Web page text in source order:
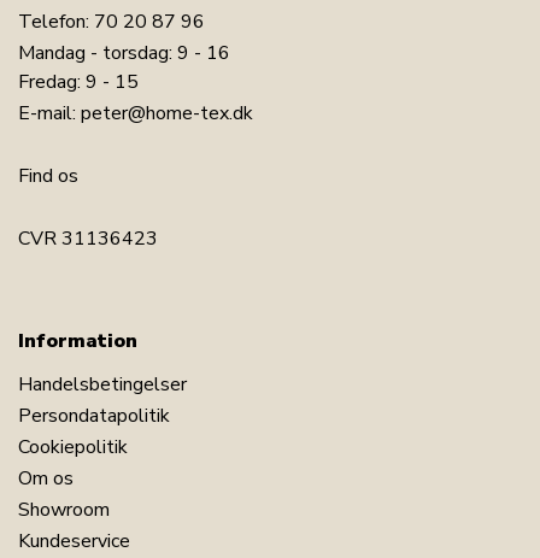
Telefon: 70 20 87 96
Mandag - torsdag: 9 - 16
Fredag: 9 - 15
E-mail: peter@home-tex.dk
Find os
CVR 31136423
Information
Handelsbetingelser
Persondatapolitik
Cookiepolitik
Om os
Showroom
Kundeservice